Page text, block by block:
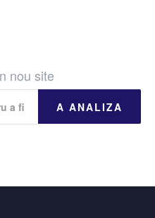
nou site
A ANALIZA